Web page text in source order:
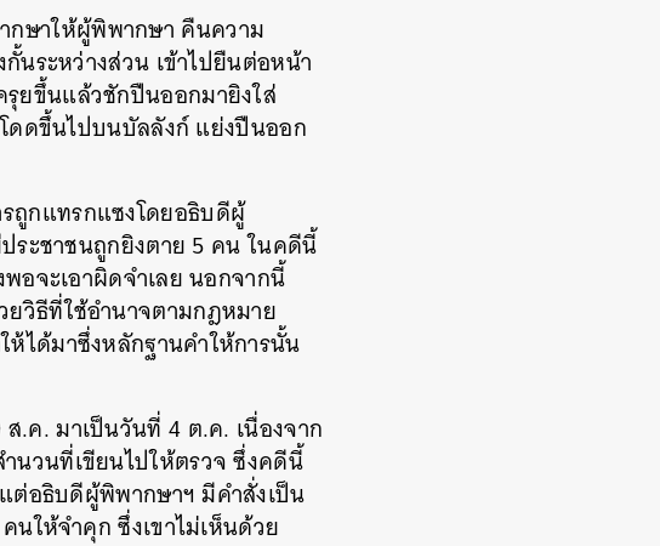
กษาให้ผู้พิพากษา คืนความ
นระหว่างส่วน เข้าไปยืนต่อหน้า
ยขึ้นแล้วชักปืนออกมายิงใส่
ดดขึ้นไปบนบัลลังก์ แย่งปืนออก
ถูกแทรกแซงโดยอธิบดีผู้
ระชาชนถูกยิงตาย 5 คน ในคดีนี้
อจะเอาผิดจำเลย นอกจากนี้
วิธีที่ใช้อำนาจตามกฎหมาย
ได้มาซึ่งหลักฐานคำให้การนั้น
.ค. มาเป็นวันที่ 4 ต.ค. เนื่องจาก
นวนที่เขียนไปให้ตรวจ ซึ่งคดีนี้
ต่อธิบดีผู้พิพากษาฯ มีคำสั่งเป็น
ให้จำคุก ซึ่งเขาไม่เห็นด้วย